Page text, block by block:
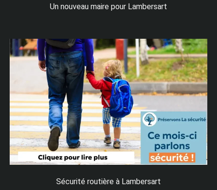
Un nouveau maire pour Lambersart
Sécurité routière à Lambersart